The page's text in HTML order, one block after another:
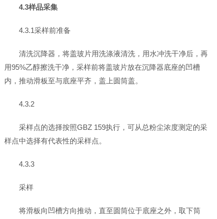
4.3样品采集
4.3.1采样前准备
清洗沉降器，将盖玻片用洗涤液清洗，用水冲洗干净后，再
用95%乙醇擦洗干净，采样前将盖玻片放在沉降器底座的凹槽
内，推动滑板至与底座平齐，盖上圆筒盖。
4.3.2
采样点的选择按照GBZ 159执行，可从总粉尘浓度测定的采
样点中选择有代表性的采样点。
4.3.3
采样
将滑板向凹槽方向推动，直至圆筒位于底座之外，取下筒